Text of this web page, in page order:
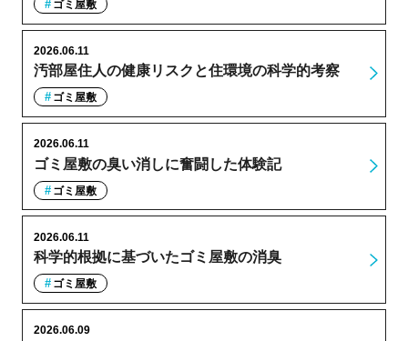
ゴミ屋敷
汚部屋住人の健康リスクと住環境の科学的考察
2026.06.11
ゴミ屋敷
ゴミ屋敷の臭い消しに奮闘した体験記
2026.06.11
ゴミ屋敷
科学的根拠に基づいたゴミ屋敷の消臭
2026.06.11
ゴミ屋敷
2026.06.09